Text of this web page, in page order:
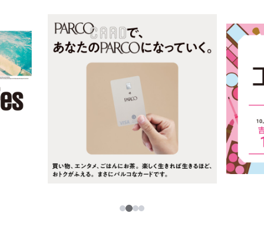
レストラン・カフェ
TAX FREE
PARCOメンバーズ
ภาษาไทย
日本語
123